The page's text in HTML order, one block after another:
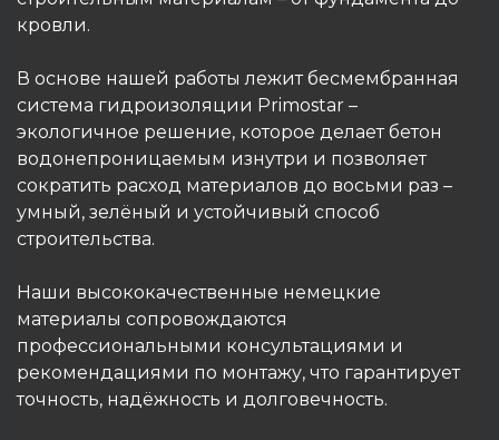
кровли.
В основе нашей работы лежит бесмембранная
система гидроизоляции Primostar –
экологичное решение, которое делает бетон
водонепроницаемым изнутри и позволяет
сократить расход материалов до восьми раз –
умный, зелёный и устойчивый способ
строительства.
Наши высококачественные немецкие
материалы сопровождаются
профессиональными консультациями и
рекомендациями по монтажу, что гарантирует
точность, надёжность и долговечность.